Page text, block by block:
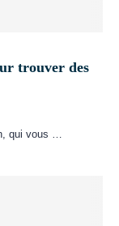
trouver des
qui vous …